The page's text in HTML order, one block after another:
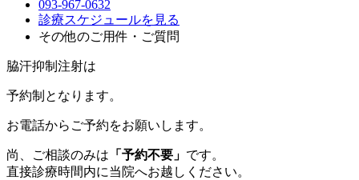
093-967-0632
診療スケジュールを見る
その他のご用件・ご質問
脇汗抑制注射は
予約制 となります。
お電話からご予約をお願いします。
尚、ご相談のみは 「予約不要」 です。
直接診療時間内に当院へお越しください。